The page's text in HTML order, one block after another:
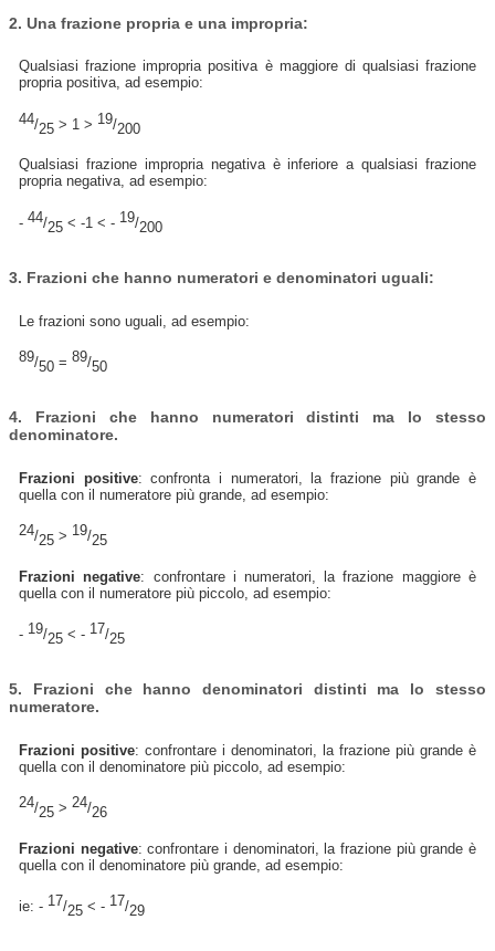
2. Una frazione propria e una impropria:
Qualsiasi frazione impropria positiva è maggiore di qualsiasi frazione
propria positiva, ad esempio:
44/25 > 1 > 19/200
Qualsiasi frazione impropria negativa è inferiore a qualsiasi frazione
propria negativa, ad esempio:
-44/25 < -1 < - 19/200
3. Frazioni che hanno numeratori e denominatori uguali:
Le frazioni sono uguali, ad esempio:
89/50 =89/50
4. Frazioni che hanno numeratori distinti ma lo stesso
denominatore.
Frazioni positive: confronta i numeratori, la frazione più grande è
quella con il numeratore più grande, ad esempio:
24/25 > 19/25
Frazioni negative: confrontare i numeratori, la frazione maggiore è
quella con il numeratore più piccolo, ad esempio:
- 19/25 < - 17/25
5. Frazioni che hanno denominatori distinti ma lo stesso
numeratore.
Frazioni positive: confrontare i denominatori, la frazione più grande è
quella con il denominatore più piccolo, ad esempio:
24/25 >24/26
Frazioni negative: confrontare i denominatori, la frazione più grande è
quella con il denominatore più grande, ad esempio:
ie: - 17/25 < - 17/29